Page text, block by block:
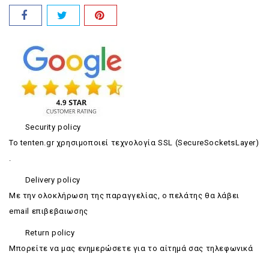
Security policy
Το tenten.gr χρησιμοποιεί τεχνολογία SSL (SecureSocketsLayer)
.
Delivery policy
Με την ολοκλήρωση της παραγγελίας, ο πελάτης θα λάβει
email επιβεβαιωσης
Return policy
Mπορείτε να μας ενημερώσετε για το αίτημά σας τηλεφωνικά